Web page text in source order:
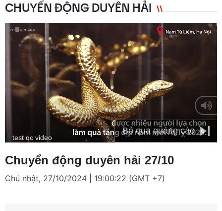
CHUYỂN ĐỘNG DUYÊN HẢI
Mute Loaded:
26.93%
test qc video
Bỏ qua quảng cáo
Chuyển động duyên hải 27/10
Chủ nhật, 27/10/2024 | 19:00:22 (GMT +7)